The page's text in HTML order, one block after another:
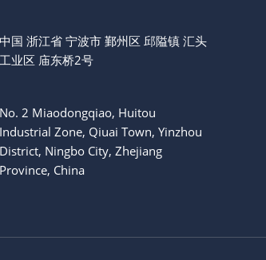
中国 浙江省 宁波市 鄞州区 邱隘镇 汇头
工业区 庙东桥2号
No. 2 Miaodongqiao, Huitou
Industrial Zone, Qiuai Town, Yinzhou
District, Ningbo City, Zhejiang
Province, China